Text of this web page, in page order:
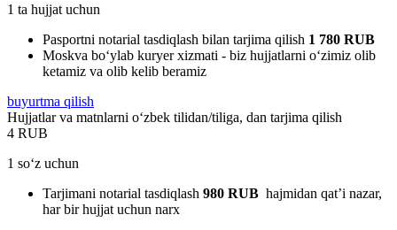
1 ta hujjat uchun
Pasportni notarial tasdiqlash bilan tarjima qilish 1 780 RUB
Moskva boʻylab kuryer xizmati - biz hujjatlarni oʻzimiz olib
ketamiz va olib kelib beramiz
buyurtma qilish
Hujjatlar va matnlarni oʻzbek tilidan/tiliga, dan tarjima qilish
4 RUB
1 so‘z uchun
Tarjimani notarial tasdiqlash 980 RUB hajmidan qat’i nazar,
har bir hujjat uchun narx